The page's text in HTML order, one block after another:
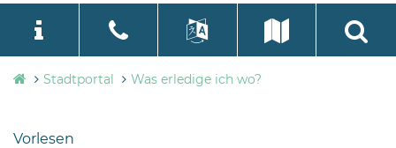
Stadtverwaltung
Bramstedt
language
Select Language
Stadtportal Was erledige ich wo?
Vorlesen